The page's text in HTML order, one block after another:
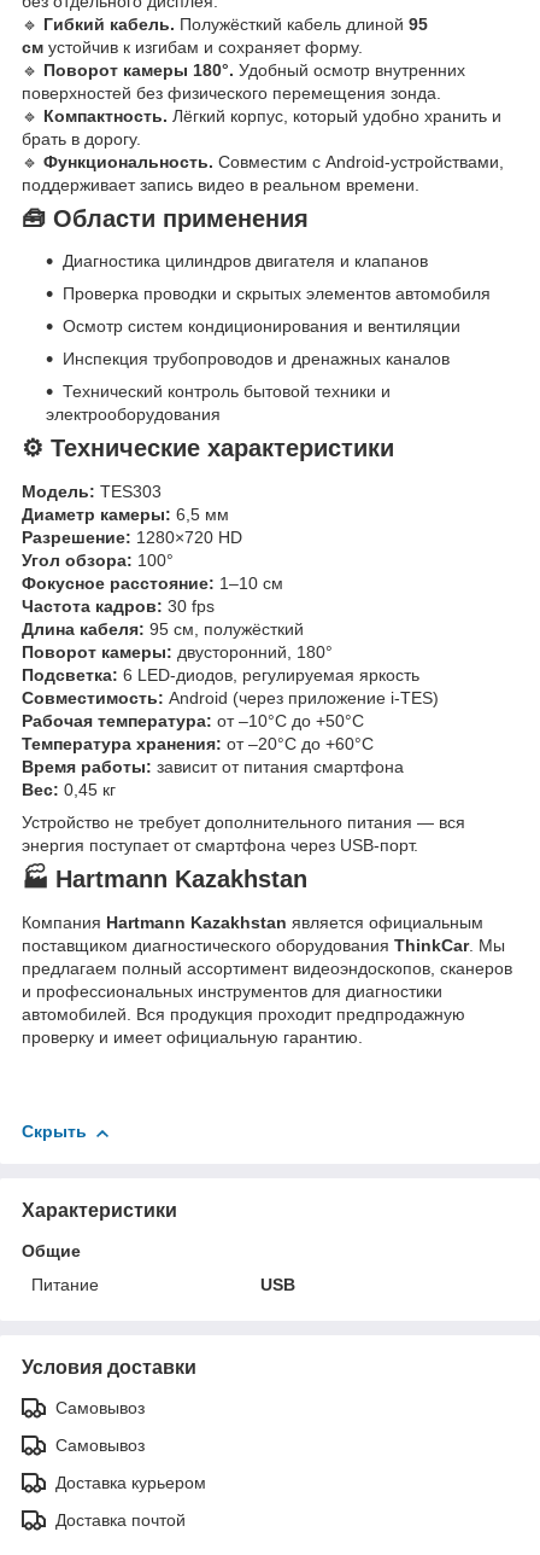
🔹 Гибкий кабель. Полужёсткий кабель длиной 95
см устойчив к изгибам и сохраняет форму.
🔹 Поворот камеры 180°. Удобный осмотр внутренних
поверхностей без физического перемещения зонда.
🔹 Компактность. Лёгкий корпус, который удобно хранить и
брать в дорогу.
🔹 Функциональность. Совместим с Android-устройствами,
поддерживает запись видео в реальном времени.
🧰 Области применения
Диагностика цилиндров двигателя и клапанов
Проверка проводки и скрытых элементов автомобиля
Осмотр систем кондиционирования и вентиляции
Инспекция трубопроводов и дренажных каналов
Технический контроль бытовой техники и
электрооборудования
⚙️ Технические характеристики
Модель: TES303
Диаметр камеры: 6,5 мм
Разрешение: 1280×720 HD
Угол обзора: 100°
Фокусное расстояние: 1–10 см
Частота кадров: 30 fps
Длина кабеля: 95 см, полужёсткий
Поворот камеры: двусторонний, 180°
Подсветка: 6 LED-диодов, регулируемая яркость
Совместимость: Android (через приложение i-TES)
Рабочая температура: от –10°C до +50°C
Температура хранения: от –20°C до +60°C
Время работы: зависит от питания смартфона
Вес: 0,45 кг
Устройство не требует дополнительного питания — вся
энергия поступает от смартфона через USB-порт.
🏭 Hartmann Kazakhstan
Компания Hartmann Kazakhstan является официальным
поставщиком диагностического оборудования ThinkCar. Мы
предлагаем полный ассортимент видеоэндоскопов, сканеров
и профессиональных инструментов для диагностики
автомобилей. Вся продукция проходит предпродажную
проверку и имеет официальную гарантию.
Скрыть
Характеристики
Общие
Питание
USB
Условия доставки
Самовывоз
Самовывоз
Доставка курьером
Доставка почтой